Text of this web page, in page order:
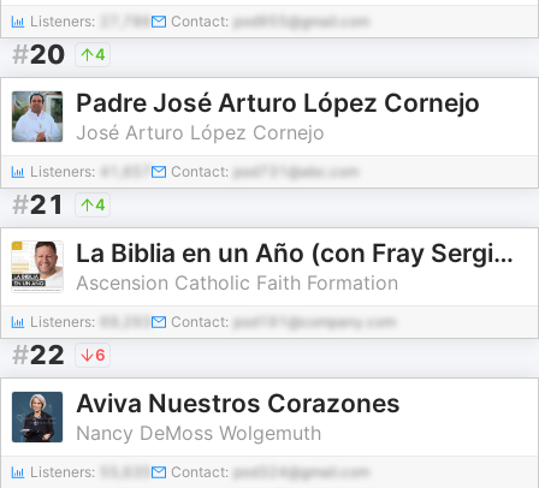
Listeners: Contact: pod955@gmail.com
#20 4
Padre José Arturo López Cornejo
José Arturo López Cornejo
Listeners: Contact: pod731@abc.com
#21 4
La Biblia en un Año (con Fray Sergio Serrano, OP)
Ascension Catholic Faith Formation
Listeners: Contact: pod191@company.com
#22 6
Aviva Nuestros Corazones
Nancy DeMoss Wolgemuth
Listeners: Contact: pod324@gmail.com